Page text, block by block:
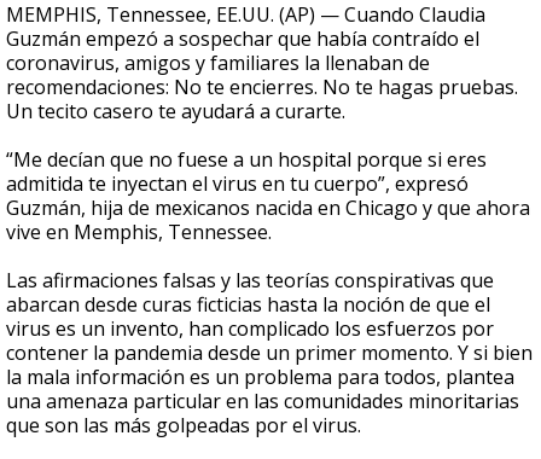
MEMPHIS, Tennessee, EE.UU. (AP) — Cuando Claudia
Guzmán empezó a sospechar que había contraído el
coronavirus, amigos y familiares la llenaban de
recomendaciones: No te encierres. No te hagas pruebas.
Un tecito casero te ayudará a curarte.
“Me decían que no fuese a un hospital porque si eres
admitida te inyectan el virus en tu cuerpo”, expresó
Guzmán, hija de mexicanos nacida en Chicago y que ahora
vive en Memphis, Tennessee.
Las afirmaciones falsas y las teorías conspirativas que
abarcan desde curas ficticias hasta la noción de que el
virus es un invento, han complicado los esfuerzos por
contener la pandemia desde un primer momento. Y si bien
la mala información es un problema para todos, plantea
una amenaza particular en las comunidades minoritarias
que son las más golpeadas por el virus.